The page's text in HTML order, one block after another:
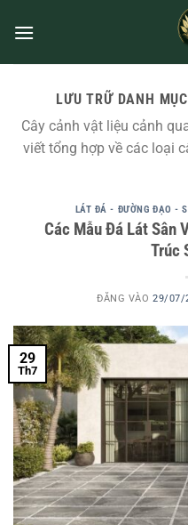
LƯU TRỮ DANH
Cây cảnh vật liệu cảnh
viết tổng hợp về các loại
LÁT ĐÁ - ĐƯỜNG ĐẠO -
Các Mẫu Đá Lát Sân
Trúc
ĐĂNG VÀO 29/07/
29
Th7